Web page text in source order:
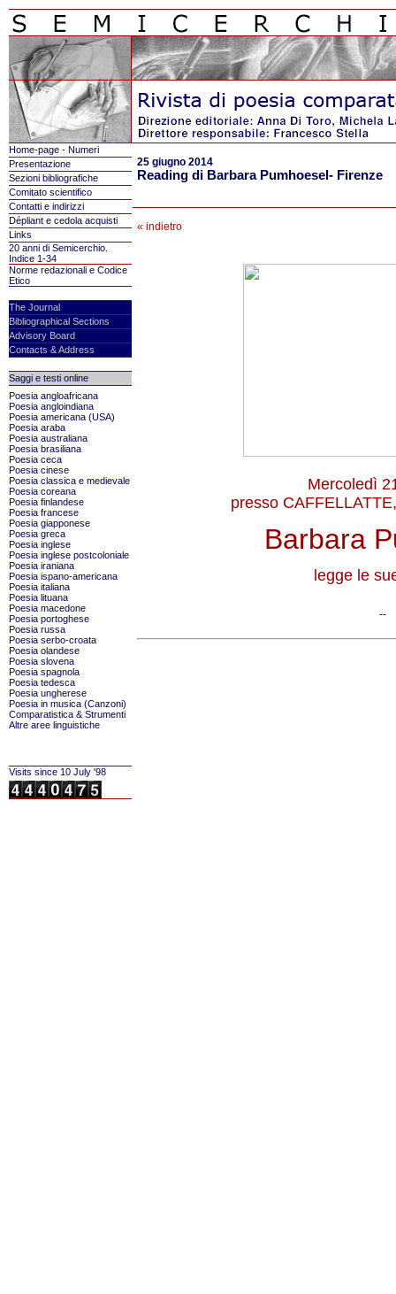
Home-page - Numeri
Presentazione
Sezioni bibliografiche
Comitato scientifico
Contatti e indirizzi
Dépliant e cedola acquisti
Links
20 anni di Semicerchio.
Indice 1-34
Norme redazionali e Codice
Etico
The Journal
Bibliographical Sections
Advisory Board
Contacts & Address
Saggi e testi online
Poesia angloafricana
Poesia angloindiana
Poesia americana (USA)
Poesia araba
Poesia australiana
Poesia brasiliana
Poesia ceca
Poesia cinese
Poesia classica e medievale
Poesia coreana
Poesia finlandese
Poesia francese
Poesia giapponese
Poesia greca
Poesia inglese
Poesia inglese postcoloniale
Poesia iraniana
Poesia ispano-americana
Poesia italiana
Poesia lituana
Poesia macedone
Poesia portoghese
Poesia russa
Poesia serbo-croata
Poesia olandese
Poesia slovena
Poesia spagnola
Poesia tedesca
Poesia ungherese
Poesia in musica (Canzoni)
Comparatistica & Strumenti
Altre aree linguistiche
Visits since 10 July '98
25 giugno 2014
Reading di Barbara Pumhoesel- Firenze
« indietro
Mercoledì
presso
Barbara
legge le
--